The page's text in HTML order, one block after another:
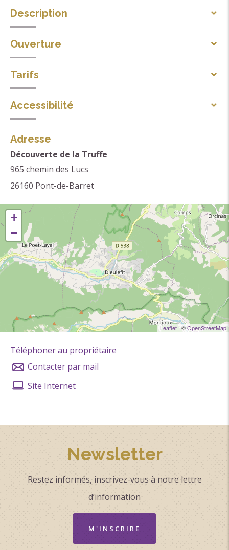
Description
possibilité d'achat de truffes à l'issue de la ceuillette
au cours du jour
Ouverture
Toute l'année, tous les jours.
Lundi, Mardi, Mercredi, Jeudi, Vendredi, Samedi,
Dimanche : ouvert.
Tarifs
Adulte : 20 € (gratuit pour les enfants moins de 10
ans).
Moyens de paiement
Chèque
Espèces
Accessibilité
Prestations adaptées pour déficience mentale
Adresse
Découverte de la Truffe
965 chemin des Lucs
26160 Pont-de-Barret
+
−
Leaflet | ©OpenStreetMap
Téléphoner au propriétaire
Contacter par mail
Site Internet
Newsletter
Restez informés, inscrivez-vous à notre lettre
d’information
M'INSCRIRE